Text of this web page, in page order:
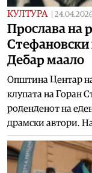
КУЛТУРА
Прослава на
Стефановски
Дебар маало
Општина Центар на
клупата на Горан
роденденот на
драмски автори.